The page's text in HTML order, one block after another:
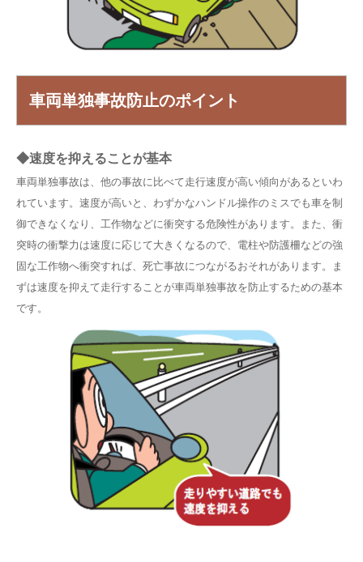
車両単独事故防止のポイント
◆速度を抑えることが基本
車両単独事故は、他の事故に比べて走行速度が高い傾向があるといわ
れています。速度が高いと、わずかなハンドル操作のミスでも車を制
御できなくなり、工作物などに衝突する危険性があります。また、衝
突時の衝撃力は速度に応じて大きくなるので、電柱や防護柵などの強
固な工作物へ衝突すれば、死亡事故につながるおそれがあります。ま
ずは速度を抑えて走行することが車両単独事故を防止するための基本
です。